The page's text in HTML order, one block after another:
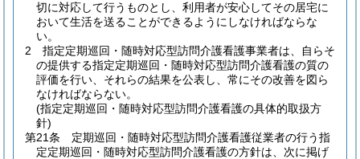
切に対応して行うものとし、利用者が安心してその居宅に
おいて生活を送ることができるようにしなければならな
い。
2
指定定期巡回・随時対応型訪問介護看護事業者は、自らそ
の提供する指定定期巡回・随時対応型訪問介護看護の質の
評価を行い、それらの結果を公表し、常にその改善を図ら
なければならない。
(指定定期巡回・随時対応型訪問介護看護の具体的取扱方
針)
第21条
定期巡回・随時対応型訪問介護看護従業者の行う指
定定期巡回・随時対応型訪問介護看護の方針は、次に掲げ